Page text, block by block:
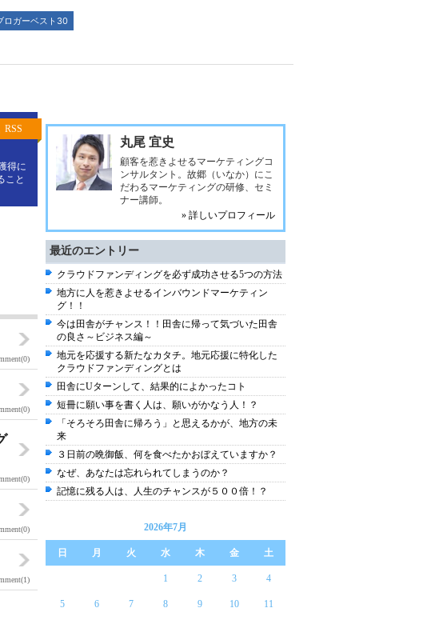
ロガーベスト30
RSS
得に
こと
丸尾 宜史
顧客を惹きよせるマーケティングコ
ンサルタント。故郷（いなか）にこ
だわるマーケティングの研修、セミ
ナー講師。
» 詳しいプロフィール
最近のエントリー
クラウドファンディングを必ず成功させる5つの方法
地方に人を惹きよせるインバウンドマーケティン
グ！！
今は田舎がチャンス！！田舎に帰って気づいた田舎
の良さ～ビジネス編～
地元を応援する新たなカタチ。地元応援に特化した
クラウドファンディングとは
田舎にUターンして、結果的によかったコト
短冊に願い事を書く人は、願いがかなう人！？
「そろそろ田舎に帰ろう」と思えるかが、地方の未
来
３日前の晩御飯、何を食べたかおぼえていますか？
なぜ、あなたは忘れられてしまうのか？
記憶に残る人は、人生のチャンスが５００倍！？
2026年7月
日 月 火 水 木 金 土
1 2 3 4
5 6 7 8 9 10 11